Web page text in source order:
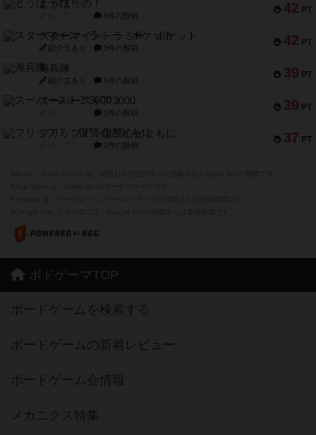
42 PT
とうほうの！
1件の投稿
42 PT
スターマイン・ラミー ポケット
紹介文あり 2件の投稿
39 PT
海兵隊
紹介文あり 1件の投稿
39 PT
スーパーストア3000
1件の投稿
37 PT
フリップ７：復讐心とともに
2件の投稿
ボドゲーマTOP
ボードゲームを検索する
ボードゲームの新着レビュー
ボードゲーム会情報
メカニクス特集